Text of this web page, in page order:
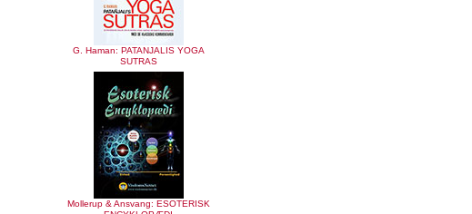
G. Haman: PATANJALIS YOGA
SUTRAS
Mollerup & Ansvang: ESOTERISK